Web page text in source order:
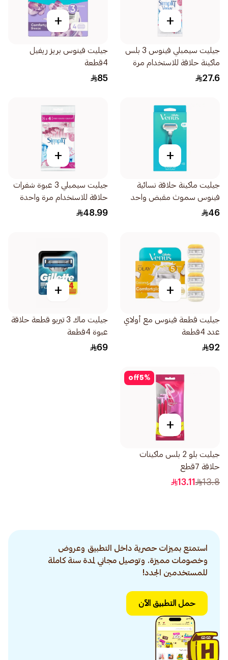
+
جيليت سيمبلي فينوس 3 بلس
ماكينة حلاقة للاستخدام مرة
واحدة 4قطعة
27.6
+
جيليت فينوس بريز ريفيل
4قطعة
85
+
جيليت ماكينة حلاقة نسائية
فينوس سموث مقبض واحد
وغيارين 3قطعة
46
+
جيليت سيمبلي 3 عبوة شفرات
حلاقة للاستخدام مرة واحدة
للنساء 12قطعة
48.99
+
جيليت قطعة فينوس مع أولاي
عدد 4قطعة
92
+
جيليت ماك 3 تيربو قطعة حلاقة
عبوة 4قطعة
69
5%
off
+
جيليت بلو 2 بلس ماكينات
حلاقة 7قطع
13.8
13.11
استمتع بميزات حصرية داخل التطبيق وعروض
وخصومات مميزة. وتوصيل مجاني لمدة سنة كاملة
للمستخدمين الجدد!
حمل التطبيق الآن